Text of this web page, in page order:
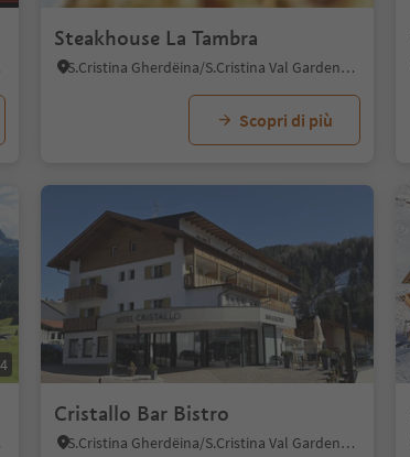
Steakhouse La Tambra
S.Cristina Gherdëina/S.Cristina Val Gardena, Santa Cristina Val Gardena, Regione dolomitica Val Gardena
Scopri di più
Cristallo Bar Bistro
S.Cristina Gherdëina/S.Cristina Val Gardena, Santa Cristina Val Gardena, Regione dolomitica Val Gardena